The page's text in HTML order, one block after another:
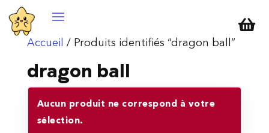

Accueil / Produits identifiés “dragon ball”
dragon ball
Aucun produit ne correspond à votre
sélection.